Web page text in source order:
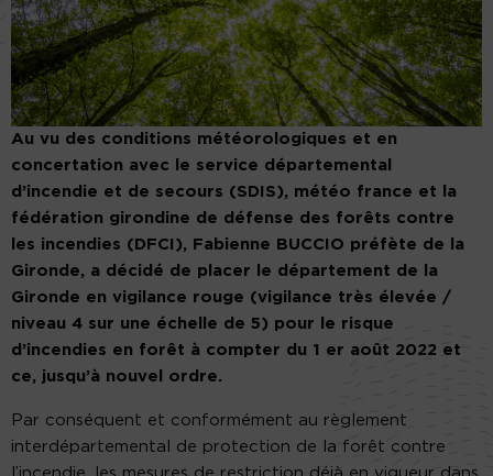
Au vu des conditions météorologiques et en
concertation avec le service départemental
d’incendie et de secours (SDIS), météo france et la
fédération girondine de défense des forêts contre
les incendies (DFCI), Fabienne BUCCIO préfète de la
Gironde, a décidé de placer le département de la
Gironde en vigilance rouge (vigilance très élevée /
niveau 4 sur une échelle de 5) pour le risque
d’incendies en forêt à compter du 1 er août 2022 et
ce, jusqu’à nouvel ordre.
Par conséquent et conformément au règlement
interdépartemental de protection de la forêt contre